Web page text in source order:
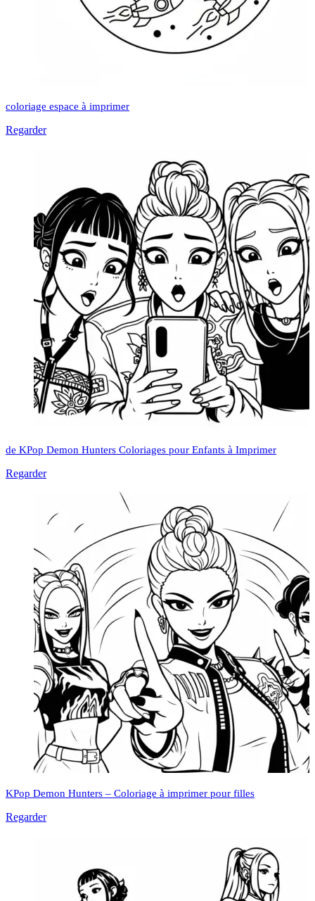
coloriage espace à imprimer
Regarder
de KPop Demon Hunters Coloriages pour Enfants à Imprimer
Regarder
KPop Demon Hunters – Coloriage à imprimer pour filles
Regarder